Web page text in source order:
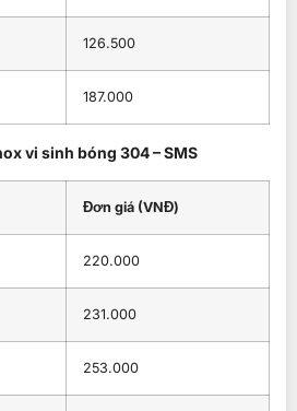
126.500
187.000
vi sinh bóng 304 – SMS
Đơn giá (VNĐ)
220.000
231.000
253.000